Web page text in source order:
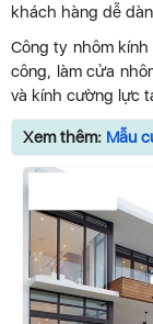
khách hàng dễ
Công ty nhôm
công, làm cửa
và kính cường lực
Xem thêm: Mẫu